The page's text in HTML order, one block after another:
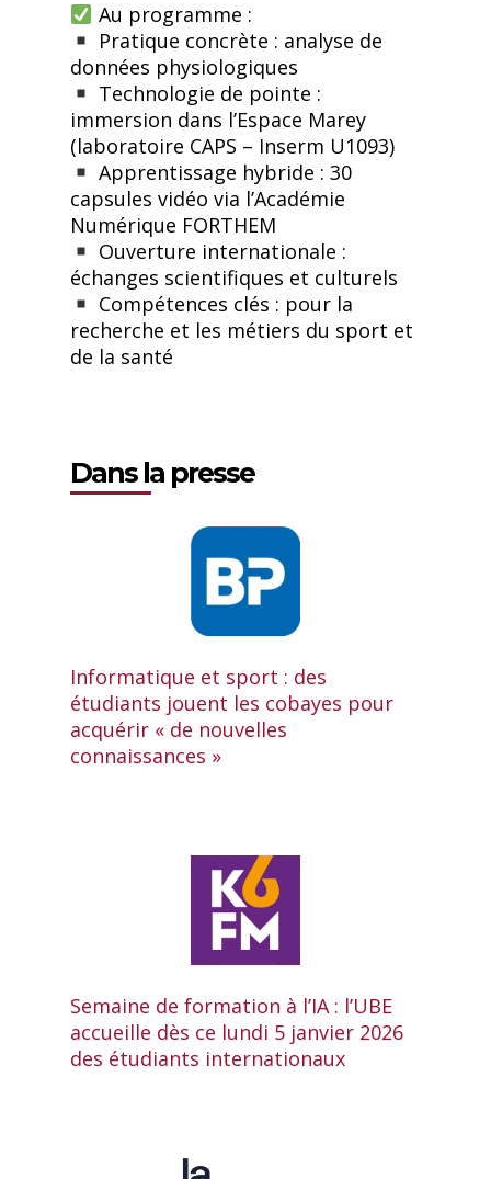
Au programme :
Pratique concrète : analyse de
données physiologiques
Technologie de pointe :
immersion dans l’Espace Marey
(laboratoire CAPS – Inserm U1093)
Apprentissage hybride : 30
capsules vidéo via l’Académie
Numérique FORTHEM
Ouverture internationale :
échanges scientifiques et culturels
Compétences clés : pour la
recherche et les métiers du sport et
de la santé
Dans la presse
Informatique et sport : des
étudiants jouent les cobayes pour
acquérir « de nouvelles
connaissances »
Semaine de formation à l’IA : l’UBE
accueille dès ce lundi 5 janvier 2026
des étudiants internationaux